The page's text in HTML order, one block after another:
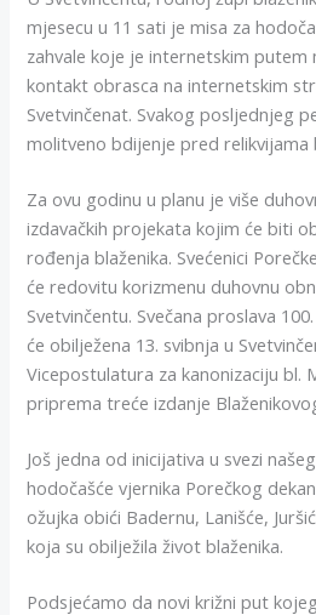
mjesecu u 11 sati je misa za
zahvale koje je internetskim
kontakt obrasca na internetskim
Svetvinčenat. Svakog posljednjeg
molitveno bdijenje pred relikvijama
Za ovu godinu u planu je više
izdavačkih projekata kojim će biti
rođenja blaženika. Svećenici
će redovitu korizmenu duhovnu
Svetvinčentu. Svečana proslava
će obilježena 13. svibnja u
Vicepostulatura za kanonizaciju bl.
priprema treće izdanje
Još jedna od inicijativa u svezi
hodočašće vjernika Porečkog
ožujka obići Badernu, Lanišće,
koja su obilježila život blaženika.
Podsjećamo da novi križni put